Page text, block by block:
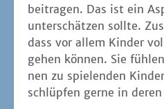
bei­tra­gen. Das ist ein
unter­schät­zen soll­te.
dass vor allem Kin­der
ge­hen kön­nen. Sie
nen zu spie­len­den
schlüp­fen ger­ne in